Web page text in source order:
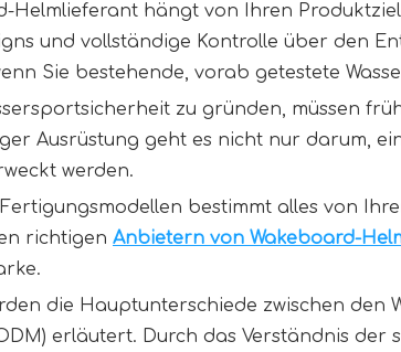
Helmlieferant hängt von Ihren
und vollständige Kontrolle über den
Sie bestehende, vorab getestete
zu gründen, müssen
Ausrüstung geht es nicht nur darum,
werden.
Fertigungsmodellen bestimmt alles von
richtigen Anbietern von Wakeboard-
die Hauptunterschiede zwischen
erläutert. Durch das Verständnis der